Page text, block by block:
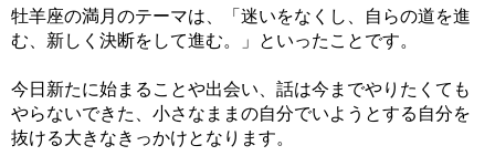
牡羊座の満月のテーマは、「迷いをなくし、自らの道を進
む、新しく決断をして進む。」といったことです。
今日新たに始まることや出会い、話は今までやりたくても
やらないできた、小さなままの自分でいようとする自分を
抜ける大きなきっかけとなります。